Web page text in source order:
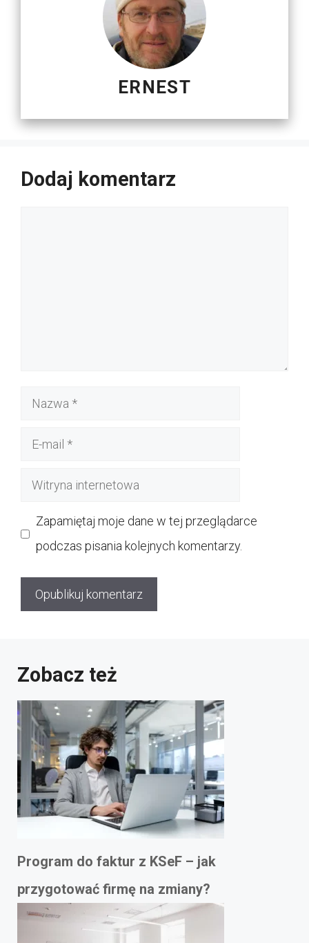
ERNEST
Dodaj komentarz
Nazwa
Witryna
Zapamiętaj moje dane w tej przeglądarce
podczas pisania kolejnych komentarzy.
Zobacz też
Program do faktur z KSeF – jak
przygotować firmę na zmiany?